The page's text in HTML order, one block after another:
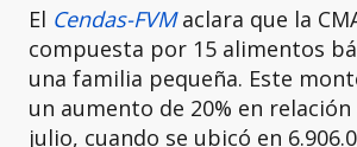
El Cendas-FVMaclara que la
compuesta por 15 alimentos
una familia pequeña. Este
un aumento de 20% en
julio, cuando se ubicó en